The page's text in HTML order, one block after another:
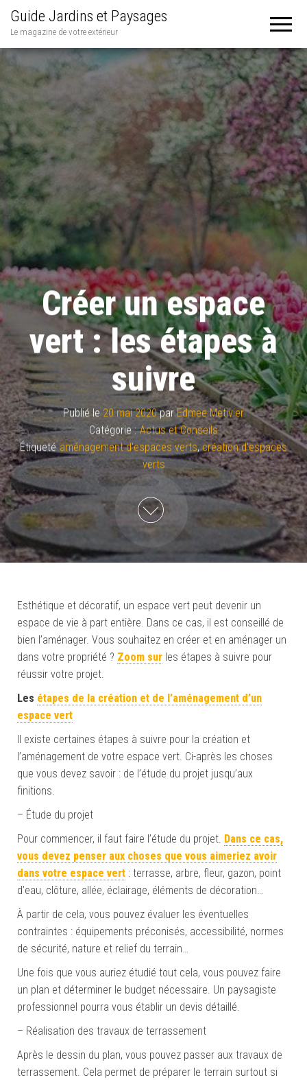
Guide Jardins et Paysages
Le magazine de votre extérieur
Créer un espace
vert : les étapes à
suivre
Publié le 20 mai 2020parEdmee Metivier
Catégorie : Actus et Conseils
Étiqueté aménagement d'espaces verts,création d'espaces
verts
Esthétique et décoratif, un espace vert peut devenir un
espace de vie à part entière. Dans ce cas, il est conseillé de
bien l’aménager. Vous souhaitez en créer et en aménager un
dans votre propriété ? Zoom sur les étapes à suivre pour
réussir votre projet.
Les étapes de la création et de l’aménagement d’un
espace vert
Il existe certaines étapes à suivre pour la création et
l’aménagement de votre espace vert. Ci-après les choses
que vous devez savoir : de l’étude du projet jusqu’aux
finitions.
– Étude du projet
Pour commencer, il faut faire l’étude du projet. Dans ce cas,
vous devez penser aux choses que vous aimeriez avoir
dans votre espace vert : terrasse, arbre, fleur, gazon, point
d’eau, clôture, allée, éclairage, éléments de décoration…
À partir de cela, vous pouvez évaluer les éventuelles
contraintes : équipements préconisés, accessibilité, normes
de sécurité, nature et relief du terrain…
Une fois que vous auriez étudié tout cela, vous pouvez faire
un plan et déterminer le budget nécessaire. Un paysagiste
professionnel pourra vous établir un devis détaillé.
– Réalisation des travaux de terrassement
Après le dessin du plan, vous pouvez passer aux travaux de
terrassement. Cela permet de préparer le terrain surtout si